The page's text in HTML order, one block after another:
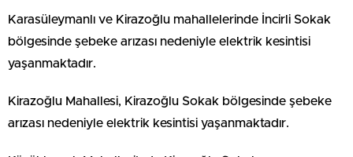
Karasüleymanlı ve Kirazoğlu mahallelerinde İncirli Sokak
bölgesinde şebeke arızası nedeniyle elektrik kesintisi
yaşanmaktadır.
Kirazoğlu Mahallesi, Kirazoğlu Sokak bölgesinde şebeke
arızası nedeniyle elektrik kesintisi yaşanmaktadır.